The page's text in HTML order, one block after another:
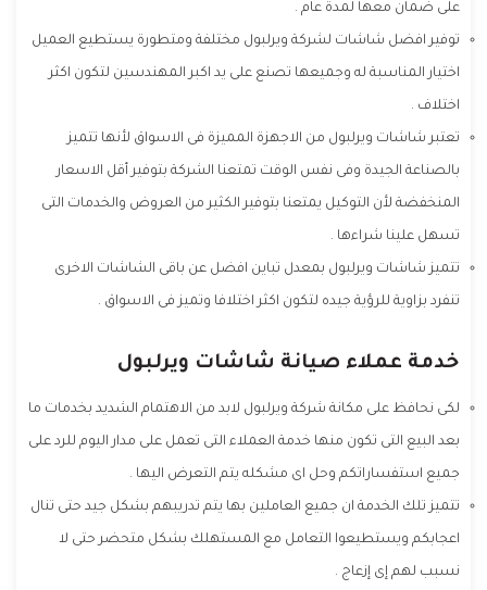
على ضمان معها لمدة عام .
توفير افضل شاشات لشركة ويرلبول مختلفة ومتطورة يستطيع العميل
اختيار المناسبة له وجميعها تصنع على يد اكبر المهندسين لتكون اكثر
اختلاف .
تعتبر شاشات ويرلبول من الاجهزة المميزة فى الاسواق لأنها تتميز
بالصناعة الجيدة وفى نفس الوقت تمتعنا الشركة بتوفير أقل الاسعار
المنخفضة لأن التوكيل يمتعنا بتوفير الكثير من العروض والخدمات التى
تسهل علينا شراءها .
تتميز شاشات ويرلبول بمعدل تباين افضل عن باقى الشاشات الاخرى
تنفرد بزاوية للرؤية جيده لتكون اكثر اختلافا وتميز فى الاسواق .
خدمة عملاء صيانة شاشات ويرلبول
لكى نحافظ على مكانة شركة ويرلبول لابد من الاهتمام الشديد بخدمات ما
بعد البيع التى تكون منها خدمة العملاء التى تعمل على مدار اليوم للرد على
جميع استفساراتكم وحل اى مشكله يتم التعرض اليها .
تتميز تلك الخدمة ان جميع العاملين بها يتم تدريبهم بشكل جيد حتى تنال
اعجابكم ويستطيعوا التعامل مع المستهلك بشكل متحضر حتى لا
نسبب لهم إى إزعاج .